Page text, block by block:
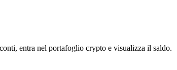
entra nel portafoglio crypto e visualizza il saldo.